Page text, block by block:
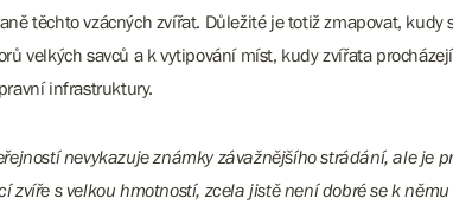
těchto vzácných zvířat. Důležité je totiž zmapovat,
velkých savců a k vytipování míst, kudy zvířata
infrastruktury.
nevykazuje známky závažnějšího strádání, ale je
s velkou hmotností, zcela jistě není dobré se k